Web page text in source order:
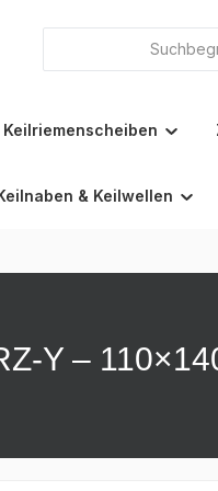
Keilriemenscheiben
& Keilwellen
Y –